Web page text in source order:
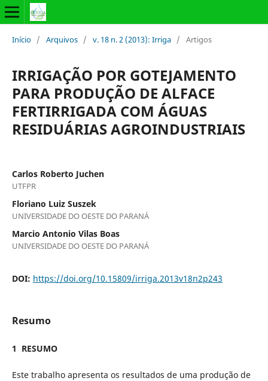
Início / Arquivos / v. 18 n. 2 (2013): Irriga / Artigos
IRRIGAÇÃO POR GOTEJAMENTO
PARA PRODUÇÃO DE ALFACE
FERTIRRIGADA COM ÁGUAS
RESIDUÁRIAS AGROINDUSTRIAIS
Carlos Roberto Juchen
UTFPR
Floriano Luiz Suszek
UNIVERSIDADE DO OESTE DO PARANÁ
Marcio Antonio Vilas Boas
UNIVERSIDADE DO OESTE DO PARANÁ
DOI: https://doi.org/10.15809/irriga.2013v18n2p243
Resumo
1 RESUMO
Este trabalho apresenta os resultados de uma produção de